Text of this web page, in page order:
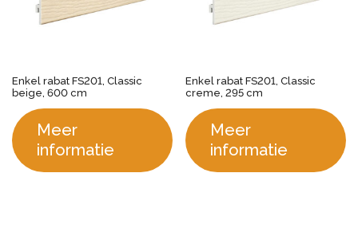
Enkel rabat FS201, Classic
beige, 600 cm
Meer
informatie
Enkel rabat FS201, Classic
creme, 295 cm
Meer
informatie